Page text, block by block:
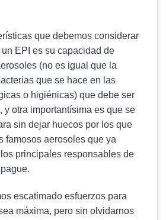
que debemos considerar
EPI es su capacidad de
(no es igual que la
que se hace en las
o higiénicas) que debe ser
y otra importantísima es que se
sin dejar huecos por los que
famosos aerosoles que ya
principales responsables de
escatimado esfuerzos para
máxima, pero sin olvidarnos